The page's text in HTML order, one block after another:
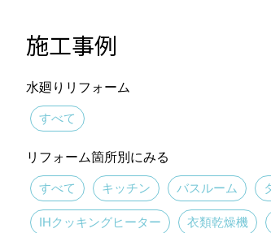
施工事例
水廻りリフォーム
すべて
リフォーム箇所別にみる
すべて キッチン バスルーム
IHクッキングヒーター 衣類乾燥機